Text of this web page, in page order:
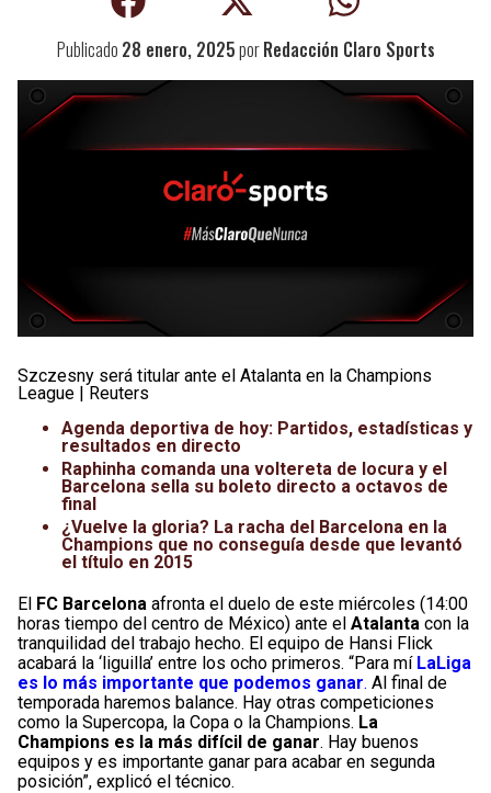
Publicado 28 enero, 2025porRedacción Claro Sports
Szczesny será titular ante el Atalanta en la Champions
League | Reuters
Agenda deportiva de hoy: Partidos, estadísticas y
resultados en directo
Raphinha comanda una voltereta de locura y el
Barcelona sella su boleto directo a octavos de
final
¿Vuelve la gloria? La racha del Barcelona en la
Champions que no conseguía desde que levantó
el título en 2015
El FC Barcelona afronta el duelo de este miércoles (14:00
horas tiempo del centro de México) ante el Atalanta con la
tranquilidad del trabajo hecho. El equipo de Hansi Flick
acabará la ‘liguilla’ entre los ocho primeros. “Para mí LaLiga
es lo más importante que podemos ganar. Al final de
temporada haremos balance. Hay otras competiciones
como la Supercopa, la Copa o la Champions. La
Champions es la más difícil de ganar. Hay buenos
equipos y es importante ganar para acabar en segunda
posición”, explicó el técnico.